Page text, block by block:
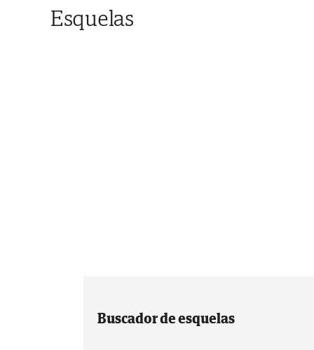
Esquelas
Buscador de esquelas